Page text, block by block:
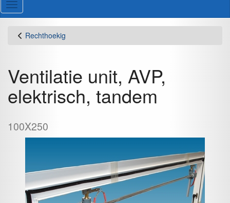
Menu
Rechthoekig
Ventilatie unit, AVP,
elektrisch, tandem
100X250